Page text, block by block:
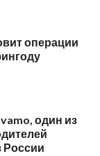
операции
один из
России